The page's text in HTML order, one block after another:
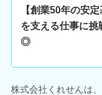
【創業50年の安
を支える仕事に挑
◎
株式会社くれせんは